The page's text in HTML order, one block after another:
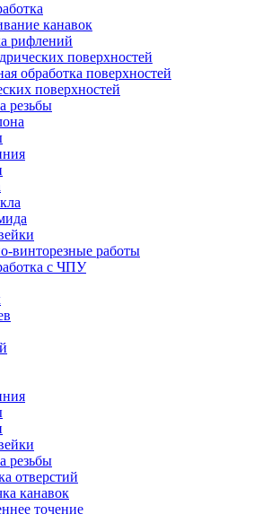
канавок
рифлений
поверхностей
обработка поверхностей
поверхностей
резьбы
винторезные работы
с ЧПУ
резьбы
отверстий
канавок
точение